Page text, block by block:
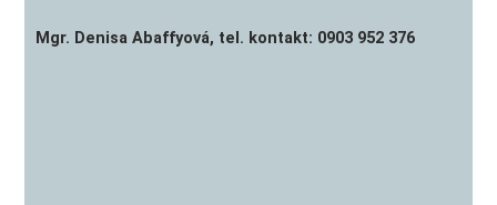
Mgr. Denisa Abaffyová, tel. kontakt: 0903 952 376